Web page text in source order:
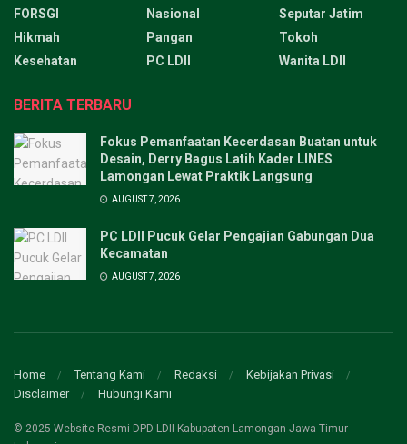
FORSGI
Hikmah
Kesehatan
Nasional
Pangan
PC LDII
Seputar Jatim
Tokoh
Wanita LDII
BERITA TERBARU
Fokus Pemanfaatan Kecerdasan Buatan untuk
Desain, Derry Bagus Latih Kader LINES
Lamongan Lewat Praktik Langsung
AUGUST 7, 2026
PC LDII Pucuk Gelar Pengajian Gabungan Dua
Kecamatan
AUGUST 7, 2026
Home Tentang Kami Redaksi
Kebijakan Privasi
Disclaimer
Hubungi Kami
© 2025 Website Resmi DPD LDII Kabupaten Lamongan Jawa Timur -